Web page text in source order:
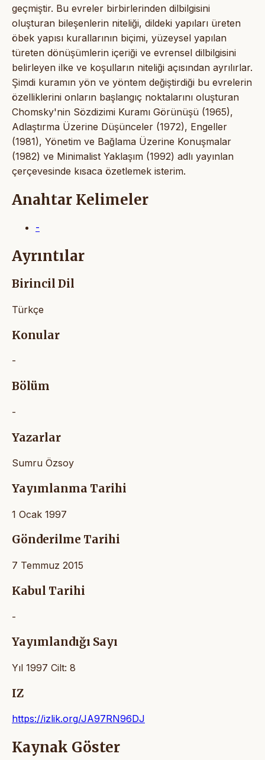
geçmiştir. Bu evreler birbirlerinden dilbilgisini
oluşturan bileşenlerin niteliği, dildeki yapıları üreten
öbek yapısı kurallarının biçimi, yüzeysel yapılan
türeten dönüşümlerin içeriği ve evrensel dilbilgisini
belirleyen ilke ve koşulların niteliği açısından ayrılırlar.
Şimdi kuramın yön ve yöntem değiştirdiği bu evrelerin
özelliklerini onların başlangıç noktalarını oluşturan
Chomsky'nin Sözdizimi Kuramı Görünüşü (1965),
Adlaştırma Üzerine Düşünceler (1972), Engeller
(1981), Yönetim ve Bağlama Üzerine Konuşmalar
(1982) ve Minimalist Yaklaşım (1992) adlı yayınlan
çerçevesinde kısaca özetlemek isterim.
Anahtar Kelimeler
-
Ayrıntılar
Birincil Dil
Türkçe
Konular
-
Bölüm
-
Yazarlar
Sumru Özsoy
Yayımlanma Tarihi
1 Ocak 1997
Gönderilme Tarihi
7 Temmuz 2015
Kabul Tarihi
-
Yayımlandığı Sayı
Yıl 1997 Cilt: 8
IZ
https://izlik.org/JA97RN96DJ
Kaynak Göster